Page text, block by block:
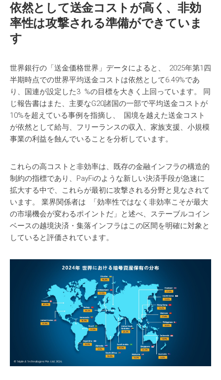
依然として送金コストが高く 、 非効
率性は攻撃される準備ができていま
す
世界銀行の「送金価格世界」データによると、 2025年第1四
半期時点での世界平均送金コストは依然として6.49%であ
り、国連が設定した3 %の目標を大きく上回っています。 同
じ報告書はまた、主要なG20諸国の一部で平均送金コストが
10%を超えている事例を指摘し、 国境を越えた送金コスト
が依然として給与、フリーランスの収入、家族支援、小規模
事業の利益を蝕んでいることを分析しています。
これらの高コストと非効率は、既存の金融インフラの構造的
制約の指標であり、PayFiのような新しい決済手段が急速に
拡大する中で、これらが最初に攻撃される分野と見なされて
います。 業界関係者は 「効率性ではなく非効率こそが最大
の市場機会が変わるポイントだ」と述べ、ステーブルコイン
ベースの越境決済・集落インフラはこの区間を明確に対象と
していると評価されています。